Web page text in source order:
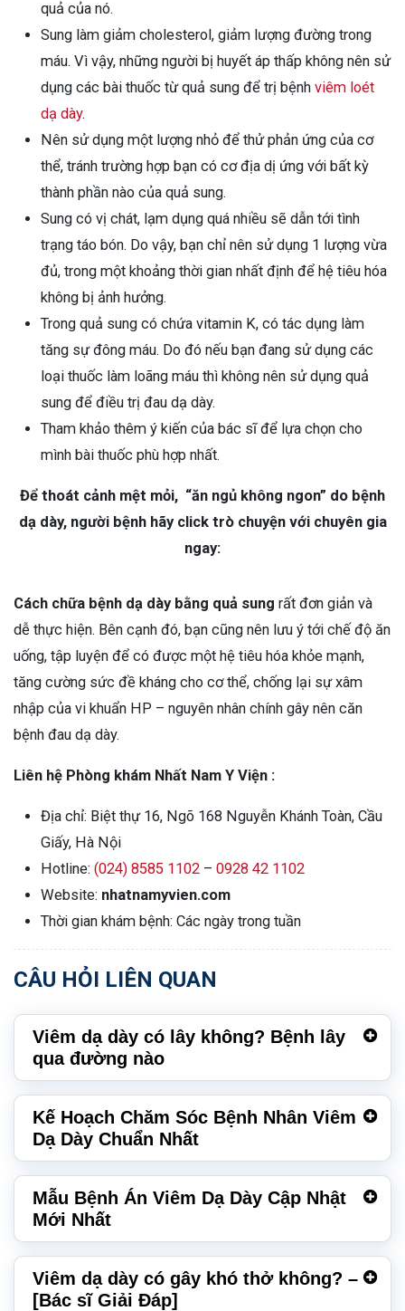
quả của nó.
Sung làm giảm cholesterol, giảm lượng đường trong
máu. Vì vậy, những người bị huyết áp thấp không nên sử
dụng các bài thuốc từ quả sung để trị bệnh viêm loét
dạ dày.
Nên sử dụng một lượng nhỏ để thử phản ứng của cơ
thể, tránh trường hợp bạn có cơ địa dị ứng với bất kỳ
thành phần nào của quả sung.
Sung có vị chát, lạm dụng quá nhiều sẽ dẫn tới tình
trạng táo bón. Do vậy, bạn chỉ nên sử dụng 1 lượng vừa
đủ, trong một khoảng thời gian nhất định để hệ tiêu hóa
không bị ảnh hưởng.
Trong quả sung có chứa vitamin K, có tác dụng làm
tăng sự đông máu. Do đó nếu bạn đang sử dụng các
loại thuốc làm loãng máu thì không nên sử dụng quả
sung để điều trị đau dạ dày.
Tham khảo thêm ý kiến của bác sĩ để lựa chọn cho
mình bài thuốc phù hợp nhất.
Để thoát cảnh mệt mỏi, “ăn ngủ không ngon” do bệnh
dạ dày, người bệnh hãy click trò chuyện với chuyên gia
ngay:
Cách chữa bệnh dạ dày bằng quả sung rất đơn giản và
dễ thực hiện. Bên cạnh đó, bạn cũng nên lưu ý tới chế độ ăn
uống, tập luyện để có được một hệ tiêu hóa khỏe mạnh,
tăng cường sức đề kháng cho cơ thể, chống lại sự xâm
nhập của vi khuẩn HP – nguyên nhân chính gây nên căn
bệnh đau dạ dày.
Liên hệ Phòng khám Nhất Nam Y Viện :
Địa chỉ: Biệt thự 16, Ngõ 168 Nguyễn Khánh Toàn, Cầu
Giấy, Hà Nội
Hotline: (024) 8585 1102 – 0928 42 1102
Website: nhatnamyvien.com
Thời gian khám bệnh: Các ngày trong tuần
CÂU HỎI LIÊN QUAN
Viêm dạ dày có lây không? Bệnh lây
qua đường nào
Kế Hoạch Chăm Sóc Bệnh Nhân Viêm
Dạ Dày Chuẩn Nhất
Mẫu Bệnh Án Viêm Dạ Dày Cập Nhật
Mới Nhất
Viêm dạ dày có gây khó thở không? –
[Bác sĩ Giải Đáp]